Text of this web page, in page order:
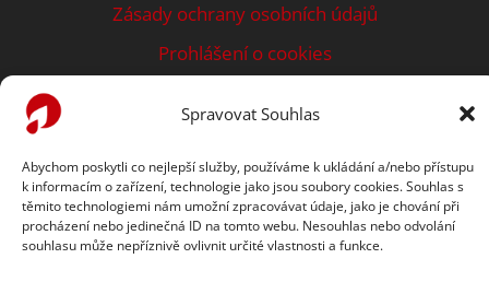
Spravovat Souhlas
Abychom poskytli co nejlepší služby, používáme k ukládání a/nebo přístupu
k informacím o zařízení, technologie jako jsou soubory cookies. Souhlas s
těmito technologiemi nám umožní zpracovávat údaje, jako je chování při
procházení nebo jedinečná ID na tomto webu. Nesouhlas nebo odvolání
souhlasu může nepříznivě ovlivnit určité vlastnosti a funkce.
Zásady ochrany osobních údajů
Prohlášení o cookies
TENTO WEB PODPORUJE